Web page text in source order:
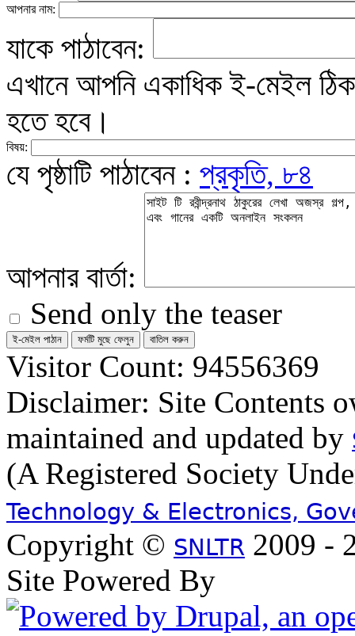
আপনার নাম:
যাকে পাঠাবেন:
এখানে আপনি একাধিক ই-মেইল
হতে হবে।
বিষয়:
যে পৃষ্ঠাটি পাঠাবেন : প্রকৃতি, ৮৪
আপনার বার্তা:
Send only the teaser
Visitor Count: 94556369
Disclaimer: Site Contents
maintained and updated by
(A Registered Society
Technology & Electronics,
Copyright © SNLTR 2009 -
Site Powered By